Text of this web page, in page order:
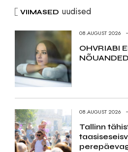
VIIMASED uudised
08.AUGUST 2026
OHVRIABI
08.AUGUST 2026
Tallinn